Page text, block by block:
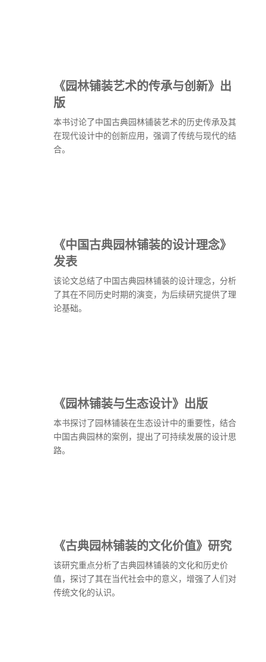
《园林铺装艺术的传承与创新》出
版
本书讨论了中国古典园林铺装艺术的历史传承及其
在现代设计中的创新应用，强调了传统与现代的结
合。
《中国古典园林铺装的设计理念》
发表
该论文总结了中国古典园林铺装的设计理念，分析
了其在不同历史时期的演变，为后续研究提供了理
论基础。
《园林铺装与生态设计》出版
本书探讨了园林铺装在生态设计中的重要性，结合
中国古典园林的案例，提出了可持续发展的设计思
路。
《古典园林铺装的文化价值》研究
该研究重点分析了古典园林铺装的文化和历史价
值，探讨了其在当代社会中的意义，增强了人们对
传统文化的认识。